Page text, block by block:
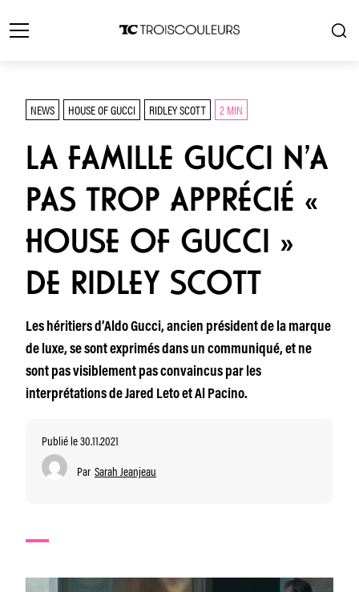
NEWS HOUSE OF GUCCI RIDLEY SCOTT 2 MIN
LA FAMILLE GUCCI N’A
PAS TROP APPRÉCIÉ «
HOUSE OF GUCCI »
DE RIDLEY SCOTT
Les héritiers d’Aldo Gucci, ancien président de la marque
de luxe, se sont exprimés dans un communiqué, et ne
sont pas visiblement pas convaincus par les
interprétations de Jared Leto et Al Pacino.
Publié le 30.11.2021
Par Sarah Jeanjeau